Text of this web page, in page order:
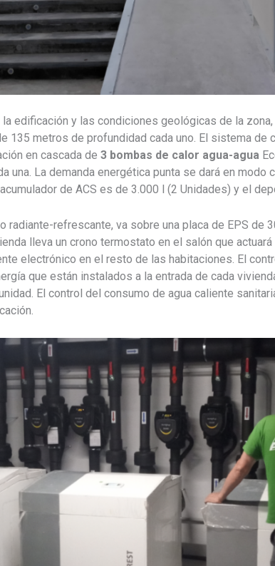
edificación y las condiciones geológicas de la
135 metros de profundidad cada uno. El sistema de
en cascada de 3 bombas de calor agua-agua
una. La demanda energética punta se dará en
de ACS es de 3.000 l (2 Unidades) y el
radiante-refrescante, va sobre una placa de EPS de
lleva un crono termostato en el salón que
electrónico en el resto de las habitaciones. El
que están instalados a la entrada de cada
El control del consumo de agua caliente